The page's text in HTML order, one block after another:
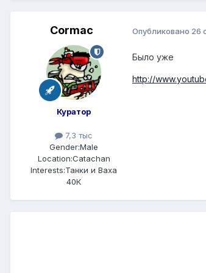
Cormac
Куратор
7,3 тыс
Gender:Male
Location:Catachan
Interests:Танки и Ваха
40К
Опубликовано 26
Было уже
http://